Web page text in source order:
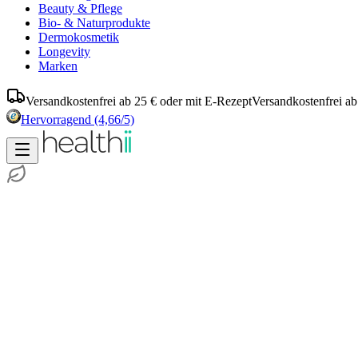
Beauty & Pflege
Bio- & Naturprodukte
Dermokosmetik
Longevity
Marken
Versandkostenfrei ab 25 € oder mit E-RezeptVersandkostenfrei
Hervorragend (4,66/5)